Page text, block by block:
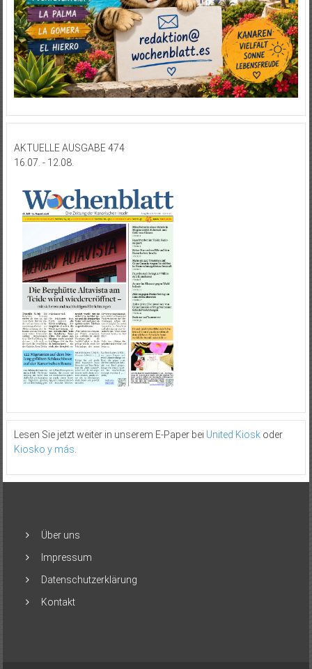
AKTUELLE AUSGABE 474
16.07. - 12.08.
Lesen Sie jetzt weiter in unserem E-Paper bei United Kioskoder
Kiosko y más.
Über uns
Impressum
Datenschutzerklärung
Kontakt